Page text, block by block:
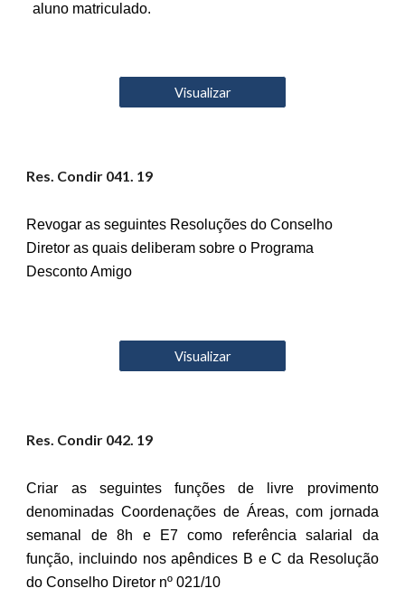
aluno matriculado.
Visualizar
Res. Condir 041. 19
Revogar as seguintes Resoluções do Conselho
Diretor as quais deliberam sobre o Programa
Desconto Amigo
Visualizar
Res. Condir 042. 19
Criar as seguintes funções de livre provimento
denominadas Coordenações de Áreas, com jornada
semanal de 8h e E7 como referência salarial da
função, incluindo nos apêndices B e C da Resolução
do Conselho Diretor nº 021/10